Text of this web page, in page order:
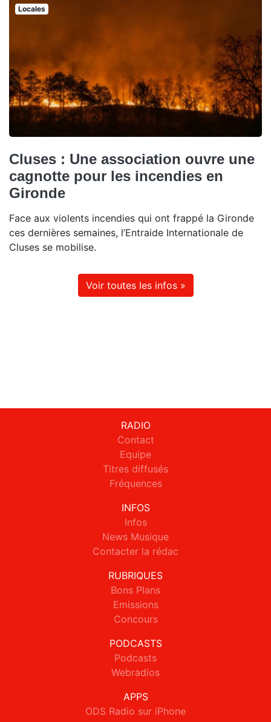
Locales
Cluses : Une association ouvre une
cagnotte pour les incendies en
Gironde
Face aux violents incendies qui ont frappé la Gironde
ces dernières semaines, l’Entraide Internationale de
Cluses se mobilise.
Voir toutes les infos »
RADIO
Contact
Equipe
Titres diffusés
Fréquences
INFOS
Infos
News Musique
Contacter la rédac
RUBRIQUES
Bons Plans
Emissions
Concours
PODCASTS
Podcasts
Webradios
APPS
ODS Radio sur iPhone